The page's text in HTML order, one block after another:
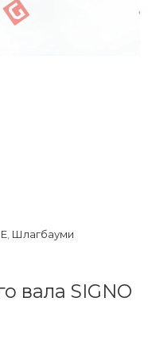
, Шлагбауми
вала SIGNO